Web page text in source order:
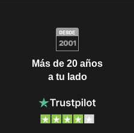
Más de 20 años
a tu lado